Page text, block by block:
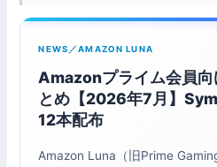
NEWS／AMAZON LUNA
Amazonプライム会員向
とめ【2026年7月】
12本配布
Amazon Luna（旧Prime